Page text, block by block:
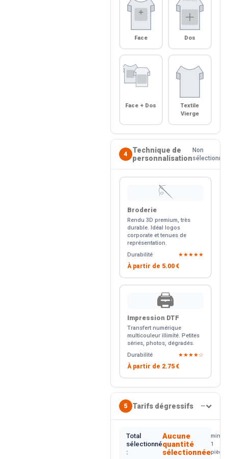
Face Dos
Face + Dos
Textile
Vierge
4
Technique de
personnalisation
Non
sélectionné
🪡
Broderie
Rendu 3D premium, très
durable. Idéal logos
corporate et tenues de
représentation.
Durabilité
★★★★★
À partir de 5.00 €
🖨️
Impression DTF
Transfert numérique
multicouleur illimité. Petites
séries, photos, dégradés.
Durabilité
★★★★☆
À partir de 2.75 €
5 Tarifs dégressifs —
Total
sélectionné
:
Aucune
quantité
sélectionnée
min.
1
pièce